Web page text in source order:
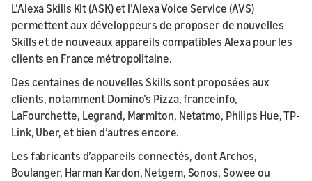
L’Alexa Skills Kit (ASK) et l’Alexa Voice Service (AVS)
permettent aux développeurs de proposer de nouvelles
Skills et de nouveaux appareils compatibles Alexa pour les
clients en France métropolitaine.
Des centaines de nouvelles Skills sont proposées aux
clients, notamment Domino’s Pizza, franceinfo,
LaFourchette, Legrand, Marmiton, Netatmo, Philips Hue, TP-
Link, Uber, et bien d’autres encore.
Les fabricants d’appareils connectés, dont Archos,
Boulanger, Harman Kardon, Netgem, Sonos, Sowee ou